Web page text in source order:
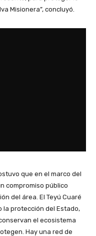
Misionera”, concluyó.
que en el marco del
compromiso público
del área. El Teyú Cuaré
la protección del Estado,
el ecosistema
Hay una red de